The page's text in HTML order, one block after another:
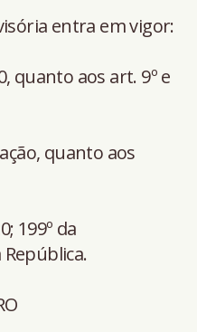
entra em vigor:
quanto aos art. 9º e
quanto aos
199º da